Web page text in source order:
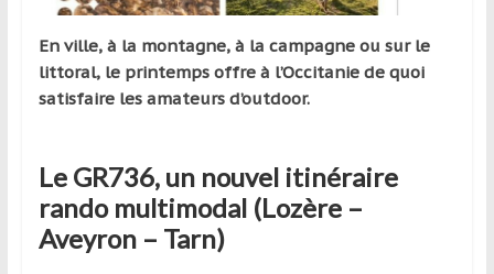
leur
passion,
tout
de
découverte
En ville, à la montagne, à la campagne ou sur le
littoral, le printemps offre à l’Occitanie de quoi
satisfaire les amateurs d’outdoor.
Le GR736, un nouvel itinéraire
rando multimodal (Lozère –
Aveyron – Tarn)